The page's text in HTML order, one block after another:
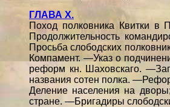
ГЛАВА X.
Поход полковника Квитки
Продолжительность
Просьба слободских
Компамент. —Указ о
реформ кн. Шаховскаго.
названия сотен полка.
Деление населения на
стране. —Бригадиры